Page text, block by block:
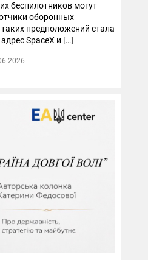
беспилотников могут
оборонных
предположений стала
SpaceX и […]
2026